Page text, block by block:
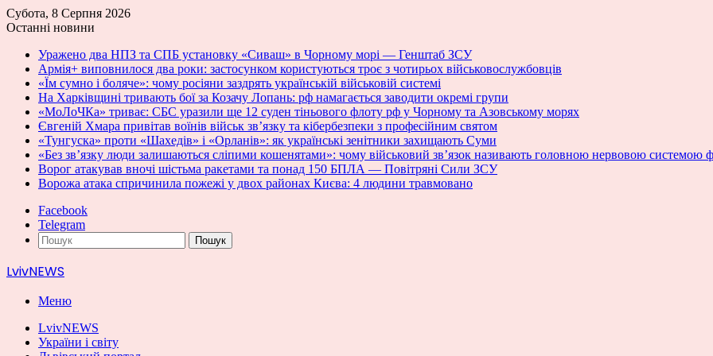
Субота, 8 Серпня 2026
Останні новини
Уражено два НПЗ та СПБ установку «Сиваш» в Чорному морі — Генштаб ЗСУ
Армія+ виповнилося два роки: застосунком користуються троє з чотирьох військовослужбовців
«Їм сумно і боляче»: чому росіяни заздрять українській військовій системі
На Харківщині тривають бої за Козачу Лопань: рф намагається заводити окремі групи
«МоЛоЧКа» триває: СБС уразили ще 12 суден тіньового флоту рф у Чорному та Азовському морях
Євгеній Хмара привітав воїнів військ зв’язку та кібербезпеки з професійним святом
«Тунгуска» проти «Шахедів» і «Орланів»: як українські зенітники захищають Суми
«Без зв’язку люди залишаються сліпими кошенятами»: чому військовий зв’язок називають головною нервовою системою
Ворог атакував вночі шістьма ракетами та понад 150 БПЛА — Повітряні Сили ЗСУ
Ворожа атака спричинила пожежі у двох районах Києва: 4 людини травмовано
Facebook
Telegram
Пошук
LvivNEWS
Меню
LvivNEWS
України і світу